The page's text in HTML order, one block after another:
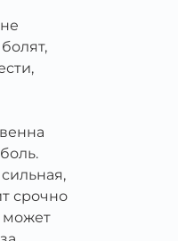
срочно
может